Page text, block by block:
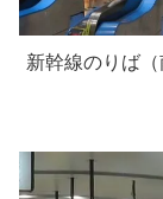
新幹線のりば